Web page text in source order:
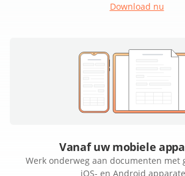
Download nu
Vanaf uw mobiele
Werk onderweg aan documenten met
iOS- en Android